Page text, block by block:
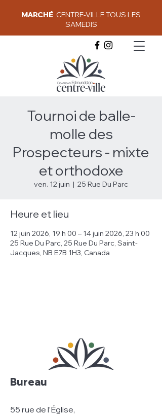
MARCHÉ CENTRE-VILLE TOUS LES
SAMEDIS
Tournoi de balle-
molle des
Prospecteurs - mixte
et orthodoxe
ven. 12 juin
  |
25 Rue Du Parc
Heure et lieu
12 juin 2026, 19 h 00 – 14 juin 2026, 23 h 00
25 Rue Du Parc, 25 Rue Du Parc, Saint-
Jacques, NB E7B 1H3, Canada
Bureau
55 rue de l’Église,